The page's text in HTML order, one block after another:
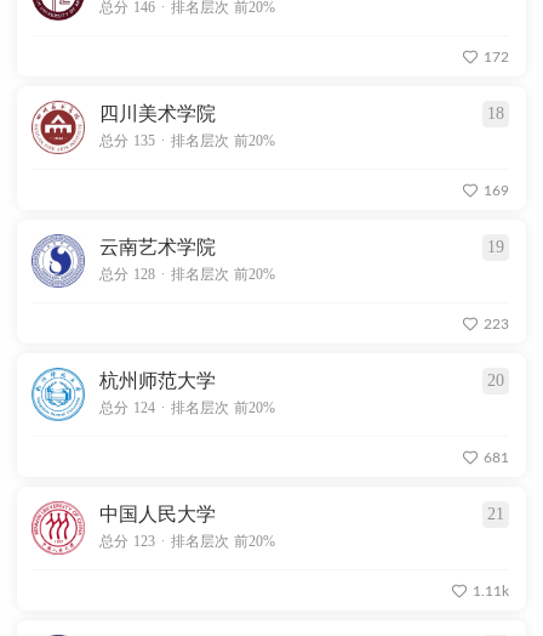
总分 146 排名层次 前20%
172
四川美术学院 18
总分 135 . 排名层次 前20%
169
云南艺术学院 19
总分 128 . 排名层次 前20%
223
杭州师范大学 20
总分 124 . 排名层次 前20%
681
中国人民大学 21
总分 123 . 排名层次 前20%
1.11k